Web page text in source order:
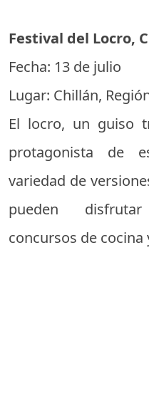
Festival del Locro,
Fecha: 13 de julio
Lugar: Chillán,
El locro, un guiso
protagonista de
variedad de
pueden
concursos de